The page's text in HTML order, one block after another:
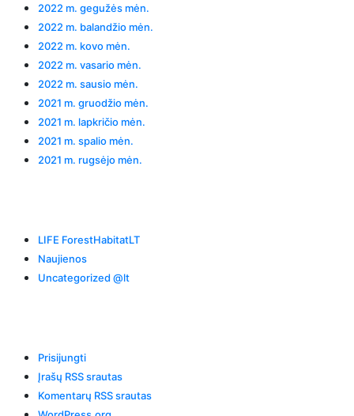
2022 m. gegužės mėn.
2022 m. balandžio mėn.
2022 m. kovo mėn.
2022 m. vasario mėn.
2022 m. sausio mėn.
2021 m. gruodžio mėn.
2021 m. lapkričio mėn.
2021 m. spalio mėn.
2021 m. rugsėjo mėn.
LIFE ForestHabitatLT
Naujienos
Uncategorized @lt
Prisijungti
Įrašų RSS srautas
Komentarų RSS srautas